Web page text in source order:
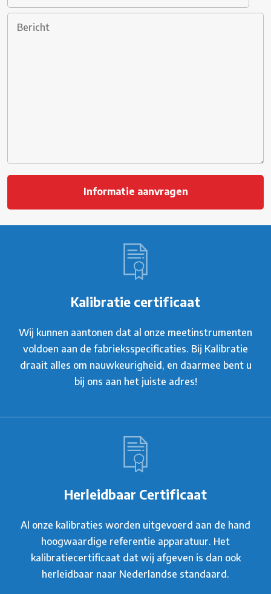
Kalibratie certificaat
Wij kunnen aantonen dat al onze meetinstrumenten
voldoen aan de fabrieksspecificaties. Bij Kalibratie
draait alles om nauwkeurigheid, en daarmee bent u
bij ons aan het juiste adres!
Herleidbaar Certificaat
Al onze kalibraties worden uitgevoerd aan de hand
hoogwaardige referentie apparatuur. Het
kalibratiecertificaat dat wij afgeven is dan ook
herleidbaar naar Nederlandse standaard.